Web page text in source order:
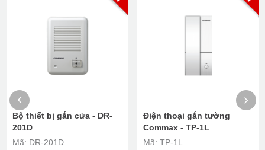
Bộ thiết bị gắn cửa - DR-
201D
Mã: DR-201D
Điện thoại gắn tường
Commax - TP-1L
Mã: TP-1L